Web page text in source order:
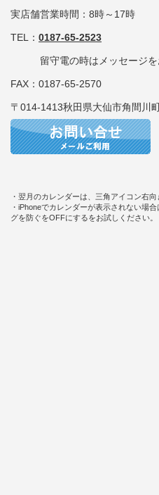
実店舗営業時間：8時～17時
TEL： 0187-65-2523
留守電の時はメッセージを
FAX：0187-65-2570
〒014-1413秋田県大仙市角間川
・翌月のカレンダーは、三角アイコン右向
・iPhoneでカレンダーが表示されない場
グを防ぐをOFFにするをお試しください。